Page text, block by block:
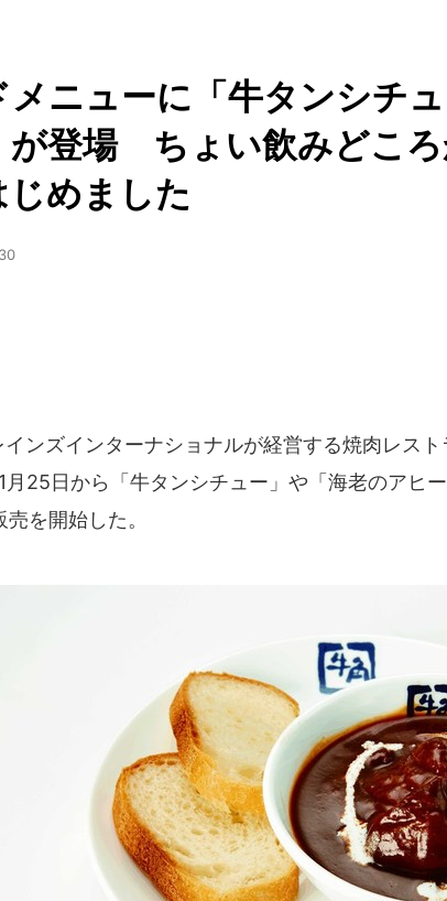
メニューに「牛タンシチ
が登場 ちょい飲みどこ
めました
ンズインターナショナルが経営する焼肉レスト
月25日から「牛タンシチュー」や「海老のアヒ
売を開始した。